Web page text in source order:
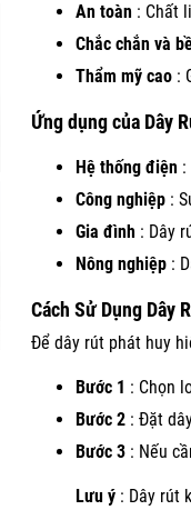
An toàn : Chất
Chắc chắn và
Thẩm mỹ cao :
Ứng dụng của Dây
Hệ thống điện :
Công nghiệp :
Gia đình : Dây
Nông nghiệp :
Cách Sử Dụng Dây
Để dây rút phát huy
Bước 1 : Chọn
Bước 2 : Đặt
Bước 3 : Nếu
Lưu ý : Dây rút